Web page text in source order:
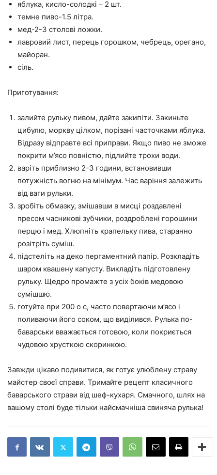
яблука, кисло-солодкі – 2 шт.
темне пиво-1.5 літра.
мед-2-3 столові ложки.
лавровий лист, перець горошком, чебрець, орегано,
майоран.
сіль.
Приготування:
залийте рульку пивом, дайте закипіти. Закиньте
цибулю, моркву цілком, порізані часточками яблука.
Відразу відправте всі приправи. Якщо пиво не зможе
покрити м’ясо повністю, підлийте трохи води.
варіть приблизно 2-3 години, встановивши
потужність вогню на мінімум. Час варіння залежить
від ваги рульки.
зробіть обмазку, змішавши в мисці роздавлені
пресом часникові зубчики, роздроблені горошини
перцю і мед. Хлюпніть крапельку пива, старанно
розітріть суміш.
підстеліть на деко пергаментний папір. Розкладіть
шаром квашену капусту. Викладіть підготовлену
рульку. Щедро промажте з усіх боків медовою
сумішшю.
готуйте при 200 о с, часто повертаючи м’ясо і
поливаючи його соком, що виділився. Рулька по-
баварськи вважається готовою, коли покриється
чудовою хрусткою скоринкою.
Завжди цікаво подивитися, як готує улюблену страву
майстер своєї справи. Тримайте рецепт класичного
баварського страви від шеф-кухаря. Смачного, шлях на
вашому столі буде тільки найсмачніша свиняча рулька!